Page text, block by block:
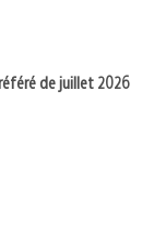
de juillet 2026